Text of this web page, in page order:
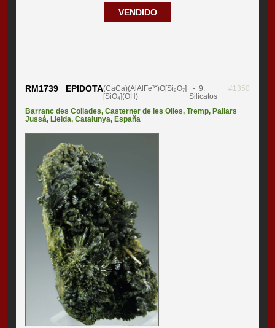
VENDIDO
RM1739 EPIDOTA(CaCa)(AlAlFe³⁺)O[Si₂O₇]
[SiO₄](OH)
- 9.
Silicatos
#1350
Barranc des Collades,Casterner de les Olles,Tremp, Pallars
Jussà, Lleida,Catalunya, España